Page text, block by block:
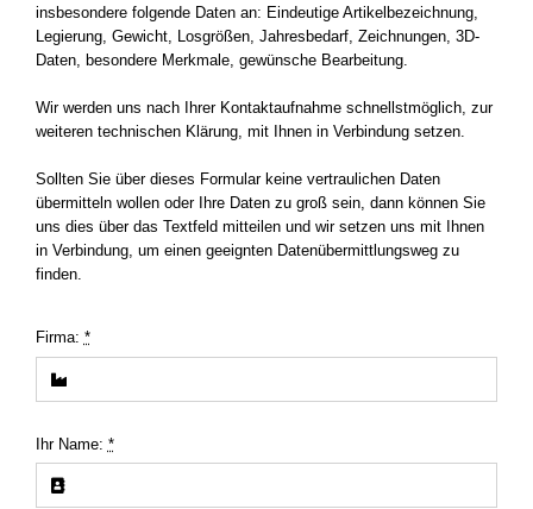
insbesondere folgende Daten an: Eindeutige Artikelbezeichnung,
Legierung, Gewicht, Losgrößen, Jahresbedarf, Zeichnungen, 3D-
Daten, besondere Merkmale, gewünsche Bearbeitung.
Wir werden uns nach Ihrer Kontaktaufnahme schnellstmöglich, zur
weiteren technischen Klärung, mit Ihnen in Verbindung setzen.
Sollten Sie über dieses Formular keine vertraulichen Daten
übermitteln wollen oder Ihre Daten zu groß sein, dann können Sie
uns dies über das Textfeld mitteilen und wir setzen uns mit Ihnen
in Verbindung, um einen geeignten Datenübermittlungsweg zu
finden.
Firma: *
Ihr Name: *